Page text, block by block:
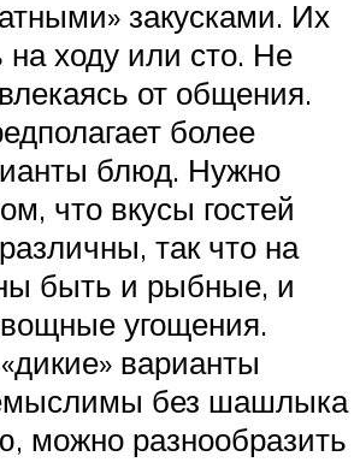
закусками. Их
на ходу или сто. Не
от общения.
более
блюд. Нужно
что вкусы гостей
так что на
быть и рыбные, и
угощения.
варианты
без шашлыка
можно разнообразить